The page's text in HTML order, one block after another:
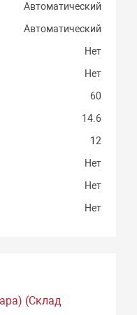
Автоматический
Автоматический
Нет
Нет
60
14.6
12
Нет
Нет
Нет
(Склад